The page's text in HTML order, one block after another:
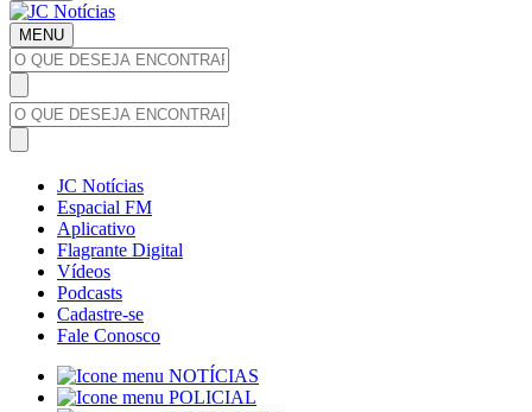
MENU
JC Notícias
Espacial FM
Aplicativo
Flagrante Digital
Vídeos
Podcasts
Cadastre-se
Fale Conosco
NOTÍCIAS
POLICIAL